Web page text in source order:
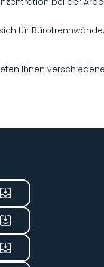
für
Ihnen